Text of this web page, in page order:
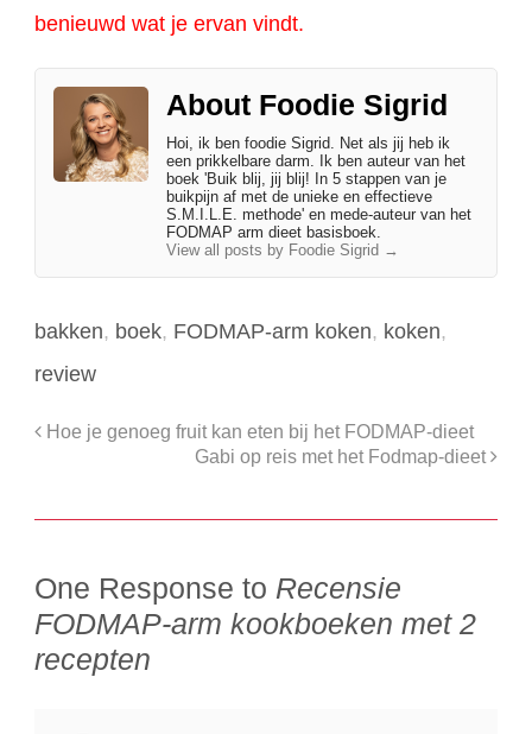
benieuwd wat je ervan vindt.
About Foodie Sigrid
Hoi, ik ben foodie Sigrid. Net als jij heb ik
een prikkelbare darm. Ik ben auteur van het
boek 'Buik blij, jij blij! In 5 stappen van je
buikpijn af met de unieke en effectieve
S.M.I.L.E. methode' en mede-auteur van het
FODMAP arm dieet basisboek.
View all posts by Foodie Sigrid →
bakken, boek, FODMAP-arm koken, koken,
review
Hoe je genoeg fruit kan eten bij het FODMAP-dieet
Gabi op reis met het Fodmap-dieet
One Response to Recensie
FODMAP-arm kookboeken met 2
recepten